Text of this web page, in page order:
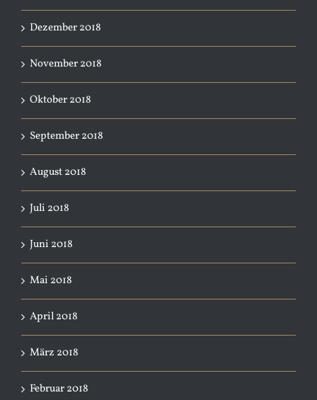
Dezember 2018
November 2018
Oktober 2018
September 2018
August 2018
Juli 2018
Juni 2018
Mai 2018
April 2018
März 2018
Februar 2018